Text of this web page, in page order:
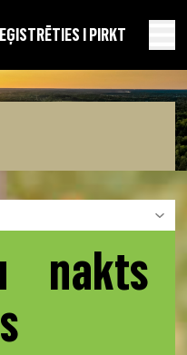
I PIRKT
nakts